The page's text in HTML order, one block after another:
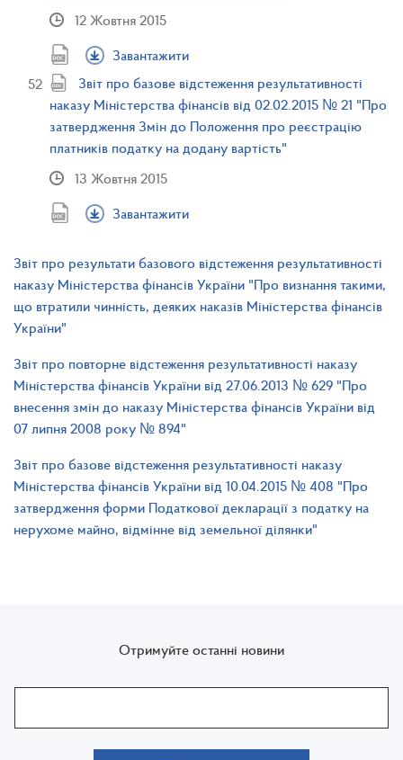
12 Жовтня 2015
Завантажити
Звіт про базове відстеження результативності
наказу Міністерства фінансів від 02.02.2015 № 21 "Про
затвердження Змін до Положення про реєстрацію
платників податку на додану вартість"
13 Жовтня 2015
Завантажити
Звіт про результати базового відстеження результативності
наказу Міністерства фінансів України "Про визнання такими,
що втратили чинність, деяких наказів Міністерства фінансів
України"
Звіт про повторне відстеження результативності наказу
Міністерства фінансів України від 27.06.2013 № 629 "Про
внесення змін до наказу Міністерства фінансів України від
07 липня 2008 року № 894"
Звіт про базове відстеження результативності наказу
Міністерства фінансів України від 10.04.2015 № 408 "Про
затвердження форми Податкової декларації з податку на
нерухоме майно, відмінне від земельної ділянки"
Отримуйте останні новини